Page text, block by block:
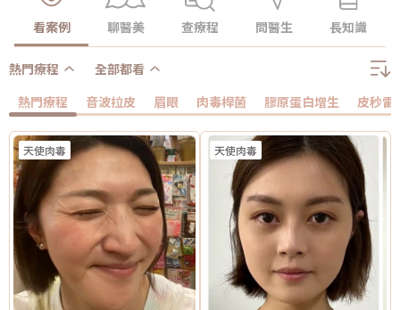
看案例 聊醫美 查療程 問醫生 長知識
熱門療程
全部都看
熱門療程
音波拉皮 眉眼 肉毒桿菌 膠原蛋白增生 皮秒雷
天使肉毒 天使肉毒